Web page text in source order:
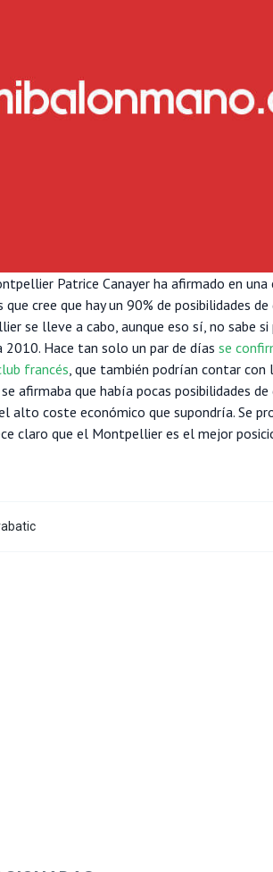
Patrice Canayer ha afirmado en
cree que hay un 90% de posibilidades
se lleve a cabo, aunque eso sí, no sabe
2010. Hace tan solo un par de días se
francés , que también podrían contar
afirmaba que había pocas posibilidades
alto coste económico que supondría. Se
claro que el Montpellier es el mejor